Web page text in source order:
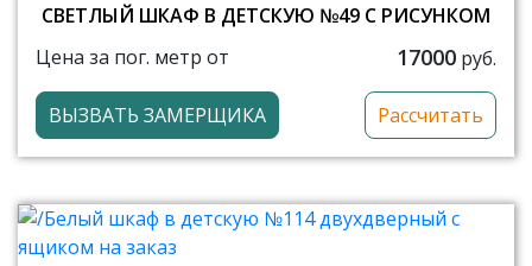
СВЕТЛЫЙ ШКАФ В ДЕТСКУЮ №49 С РИСУНКОМ
Цена за пог. метр от
17000 руб.
ВЫЗВАТЬ ЗАМЕРЩИКА Рассчитать